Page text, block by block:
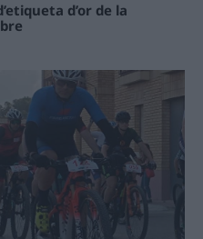
d’or de la